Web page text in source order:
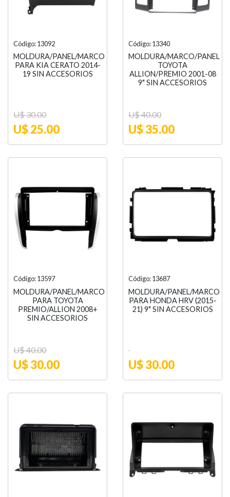
Código: 13092
MOLDURA/PANEL/MARCO
PARA KIA CERATO 2014-
19 SIN ACCESORIOS
U$ 30.00
U$ 25.00
Código: 13340
MOLDURA/MARCO/PANEL
TOYOTA
ALLION/PREMIO 2001-08
9" SIN ACCESORIOS
U$ 40.00
U$ 35.00
Código: 13597
MOLDURA/PANEL/MARCO
PARA TOYOTA
PREMIO/ALLION 2008+
SIN ACCESORIOS
U$ 40.00
U$ 30.00
Código: 13687
MOLDURA/PANEL/MARCO
PARA HONDA HRV (2015-
21) 9" SIN ACCESORIOS
U$ 30.00